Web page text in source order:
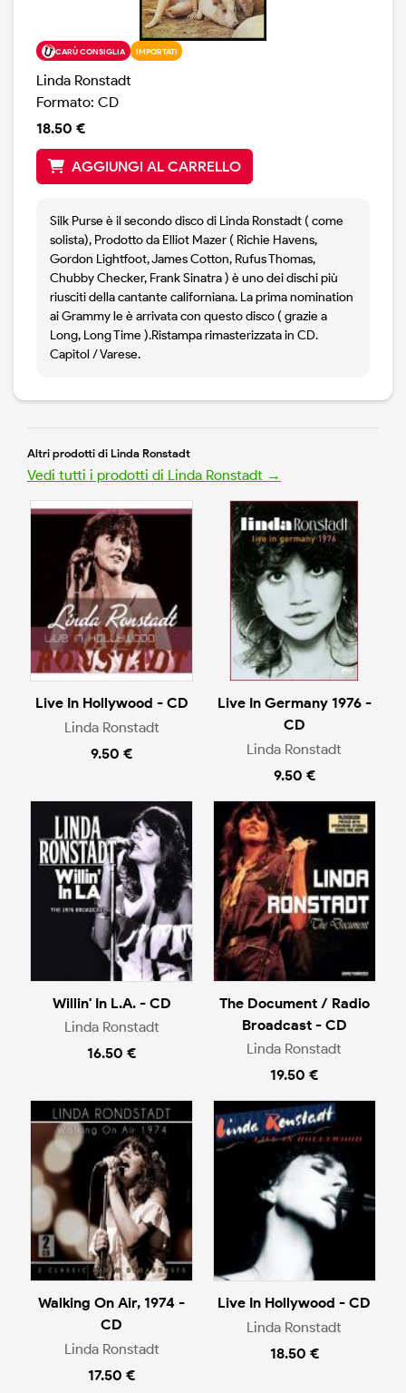
CARÙ CONSIGLIA IMPORTATI
Linda Ronstadt
Formato: CD
18.50 €
AGGIUNGI AL CARRELLO
Silk Purse è il secondo disco di Linda Ronstadt ( come
solista), Prodotto da Elliot Mazer ( Richie Havens,
Gordon Lightfoot, James Cotton, Rufus Thomas,
Chubby Checker, Frank Sinatra ) è uno dei dischi più
riusciti della cantante californiana. La prima nomination
ai Grammy le è arrivata con questo disco ( grazie a
Long, Long Time ).Ristampa rimasterizzata in CD.
Capitol / Varese.
Altri prodotti di Linda Ronstadt
Vedi tutti i prodotti di Linda Ronstadt →
Live In Hollywood - CD
Linda Ronstadt
9.50 €
Live In Germany 1976 -
CD
Linda Ronstadt
9.50 €
Willin' In L.A. - CD
Linda Ronstadt
16.50 €
The Document / Radio
Broadcast - CD
Linda Ronstadt
19.50 €
Walking On Air, 1974 -
CD
Linda Ronstadt
17.50 €
Live In Hollywood - CD
Linda Ronstadt
18.50 €